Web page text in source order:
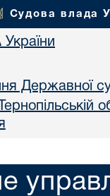
Судова влада
України
Державної
Тернопільській